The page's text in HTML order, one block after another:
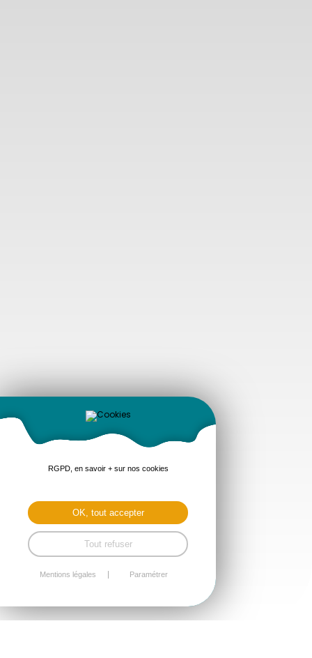
RGPD, en savoir + sur nos cookies
OK, tout accepter
Tout refuser
Mentions légales Paramétrer